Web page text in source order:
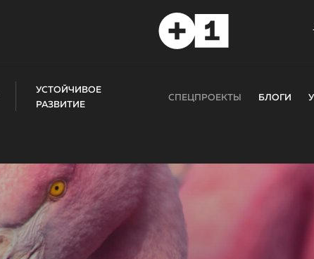
УСТОЙЧИВОЕ
РАЗВИТИЕ
СПЕЦПРОЕКТЫ БЛОГИ